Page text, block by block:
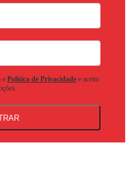
e Politica de Privacidade e aceito